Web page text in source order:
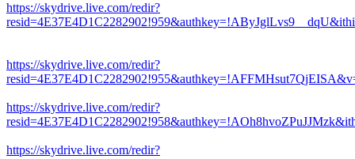
https://skydrive.live.com/redir?
https://skydrive.live.com/redir?
https://skydrive.live.com/redir?
https://skydrive.live.com/redir?